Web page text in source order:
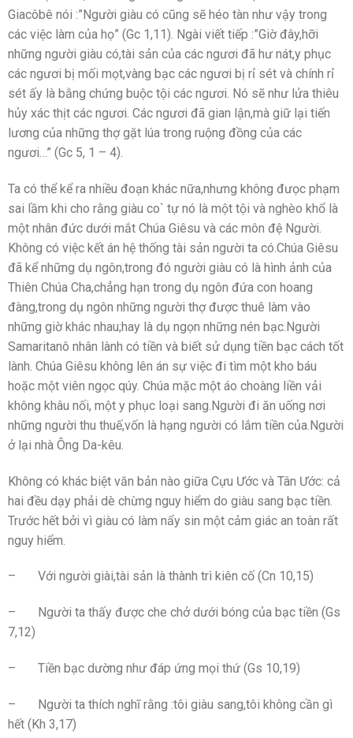
Giacôbê nói :”Người giàu có cũng sẽ héo tàn như vậy trong
các việc làm của họ” (Gc 1,11). Ngài viết tiếp :”Giờ đây,hỡi
những người giàu có,tài sản của các ngươi đã hư nát,y phục
các ngươi bị mối mọt,vàng bạc các ngươi bị rỉ sét và chính rỉ
sét ấy là bằng chứng buộc tội các ngươi. Nó sẽ như lửa thiêu
hủy xác thịt các ngươi. Các ngươi đã gian lận,mà giữ lại tiến
lương của những thợ gặt lúa trong ruộng đồng của các
ngươi…” (Gc 5, 1 – 4).
Ta có thể kể ra nhiều đoạn khác nữa,nhưng không đưọc phạm
sai lầm khi cho rằng giàu co` tự nó là một tội và nghèo khổ là
một nhân đức dưới mắt Chúa Giêsu và các môn đệ Người.
Không có việc kết án hệ thống tài sản người ta có.Chúa Giêsu
đã kể những dụ ngôn,trong đó người giàu có là hình ảnh của
Thiên Chúa Cha,chẳng hạn trong dụ ngôn đứa con hoang
đàng,trong dụ ngôn những người thợ được thuê làm vào
những giờ khác nhau;hay là dụ ngọn những nén bạc.Người
Samaritanô nhân lành có tiền và biết sử dụng tiền bạc cách tốt
lành. Chúa Giêsu không lên án sự việc đi tìm một kho báu
hoặc một viên ngọc qúy. Chúa mặc một áo choàng liền vải
không khâu nối, một y phục loại sang.Người đi ăn uống nơi
những người thu thuế,vốn là hạng người có lắm tiền của.Người
ở lại nhà Ông Da-kêu.
Không có khác biệt văn bản nào giữa Cựu Ước và Tân Ước: cả
hai đều dạy phải dè chừng nguy hiểm do giàu sang bạc tiền.
Trước hết bởi vì giàu có làm nẩy sin một cảm giác an toàn rất
nguy hiểm.
– Với người giài,tài sản là thành trì kiên cố (Cn 10,15)
– Người ta thấy được che chở dưới bóng của bạc tiền (Gs
7,12)
– Tiền bạc dường như đáp ứng mọi thứ (Gs 10,19)
– Người ta thích nghĩ rằng :tôi giàu sang,tôi không cần gì
hết (Kh 3,17)